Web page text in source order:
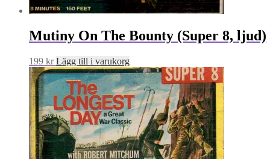
Mutiny On The Bounty (Super 8, ljud)
199 kr Lägg till i varukorg